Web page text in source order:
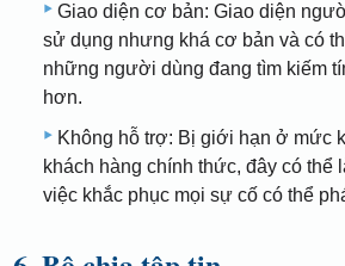
Giao diện cơ bản: Giao diện
sử dụng nhưng khá cơ bản và có
những người dùng đang tìm kiếm
hơn.
Không hỗ trợ: Bị giới hạn ở mức
khách hàng chính thức, đây có thể
việc khắc phục mọi sự cố có thể